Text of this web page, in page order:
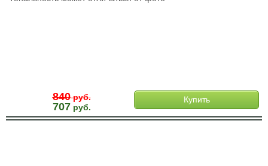
840руб.
707руб.
Купить